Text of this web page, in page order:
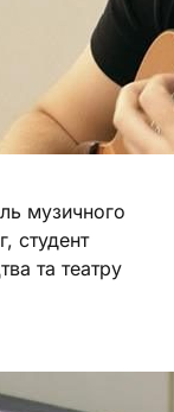
музичного
студент
та театру